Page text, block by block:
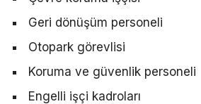
Geri dönüşüm personeli
Otopark görevlisi
Koruma ve güvenlik personeli
Engelli işçi kadroları